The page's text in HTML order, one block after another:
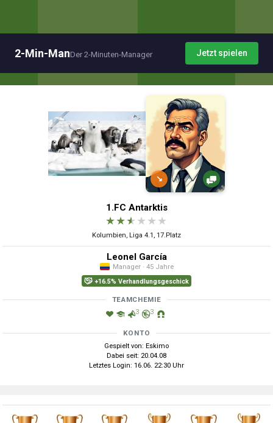
2-Min-ManDer 2-Minuten-Manager Jetzt spielen
↘
1.FC Antarktis
★★★ ★ ★ ★
Kolumbien, Liga 4.1, 17.Platz
Leonel García
Manager · 45 Jahre
+16.5% Verhandlungsgeschick
TEAMCHEMIE
3 3
KONTO
Gespielt von: Eskimo
Dabei seit: 20.04.08
Letztes Login: 16.06. 22:30 Uhr